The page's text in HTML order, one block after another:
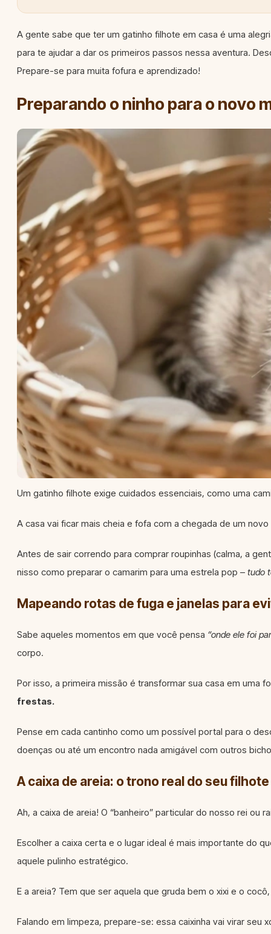
A gente sabe que ter um gatinho filhote em casa é uma
para te ajudar a dar os primeiros passos nessa aventura.
Prepare-se para muita fofura e aprendizado!
Preparando o ninho para o novo
Um gatinho filhote exige cuidados essenciais, como uma
A casa vai ficar mais cheia e fofa com a chegada de um
Antes de sair correndo para comprar roupinhas (calma, a
nisso como preparar o camarim para uma estrela pop – tudo
Mapeando rotas de fuga e janelas para
Sabe aqueles momentos em que você pensa “onde ele foi
corpo.
Por isso, a primeira missão é transformar sua casa em uma
frestas.
Pense em cada cantinho como um possível portal para o
doenças ou até um encontro nada amigável com outros
A caixa de areia: o trono real do seu filhote
Ah, a caixa de areia! O “banheiro” particular do nosso rei ou
Escolher a caixa certa e o lugar ideal é mais importante do
aquele pulinho estratégico.
E a areia? Tem que ser aquela que gruda bem o xixi e o
Falando em limpeza, prepare-se: essa caixinha vai virar seu